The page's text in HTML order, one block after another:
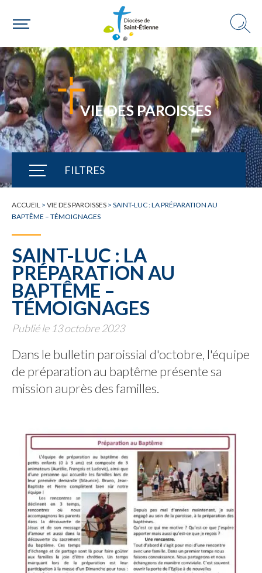
VIE DES PAROISSES
FILTRES
TOUTE L'ACTUALITÉ
ACCUEIL > VIE DES PAROISSES > SAINT-LUC : LA PRÉPARATION AU
BAPTÊME – TÉMOIGNAGES
SAINT-LUC : LA
PRÉPARATION AU
BAPTÊME –
TÉMOIGNAGES
Publié le 13 octobre 2023
Dans le bulletin paroissial d'octobre, l'équipe
de préparation au baptême présente sa
mission auprès des familles.